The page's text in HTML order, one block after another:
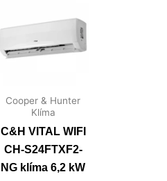
Cooper & Hunter
Klíma
C&H VITAL WIFI
CH-S24FTXF2-
NG klíma 6,2 kW